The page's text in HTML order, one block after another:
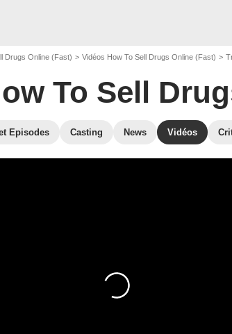
Drugs Online (Fast) Vidéos How To Sell Drugs Online (Fast)
To Sell
Episodes Casting News Vidéos